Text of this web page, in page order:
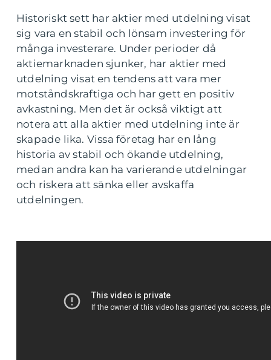
Historiskt sett har aktier med utdelning visat
sig vara en stabil och lönsam investering för
många investerare. Under perioder då
aktiemarknaden sjunker, har aktier med
utdelning visat en tendens att vara mer
motståndskraftiga och har gett en positiv
avkastning. Men det är också viktigt att
notera att alla aktier med utdelning inte är
skapade lika. Vissa företag har en lång
historia av stabil och ökande utdelning,
medan andra kan ha varierande utdelningar
och riskera att sänka eller avskaffa
utdelningen.